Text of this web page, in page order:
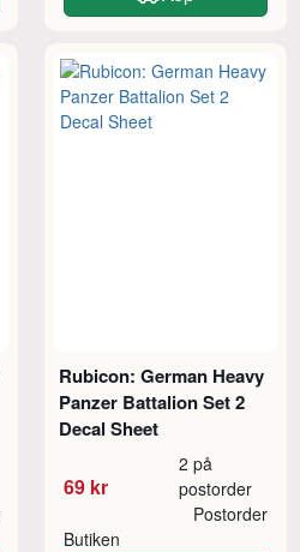
Rubicon: German Heavy
Panzer Battalion Set 2
Decal Sheet
69 kr
2 på
postorder
Butiken
Postorder